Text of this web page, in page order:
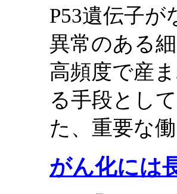
P53遺伝子
異常のある
高頻度で産
る手段とし
た、重要な
がん化には